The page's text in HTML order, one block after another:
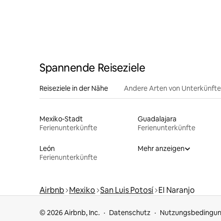
Spannende Reiseziele
Reiseziele in der Nähe Andere Arten von
Mexiko-Stadt
Ferienunterkünfte
Guadalajara
Ferienunterkünfte
León
Ferienunterkünfte
Mehr anzeigen
Airbnb Mexiko San Luis Potosí El Naranjo
© 2026 Airbnb, Inc. Datenschutz